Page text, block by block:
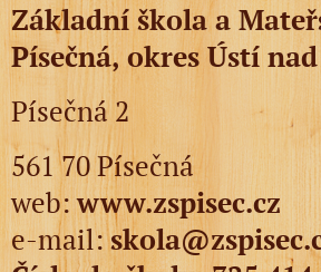
Základní škola a
Písečná,okres Ústí
Písečná 2
561 70 Písečná
web:www.zspisec.cz
e-mail:skola@